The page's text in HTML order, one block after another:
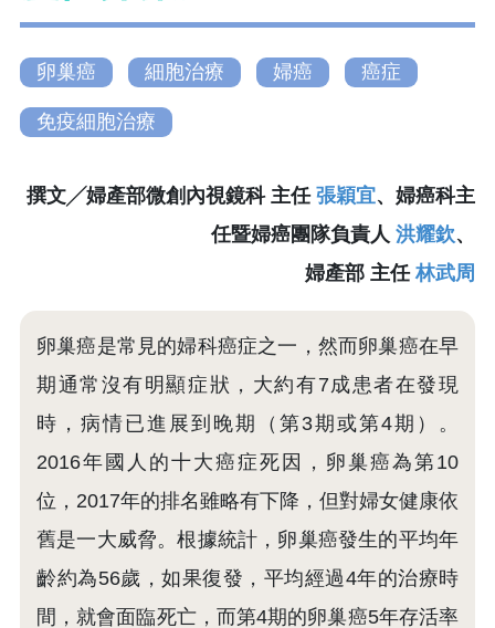
卵巢癌 細胞治療 婦癌 癌症
免疫細胞治療
撰文╱婦產部微創內視鏡科 主任 張穎宜、婦癌科主
任暨婦癌團隊負責人 洪耀欽、
婦產部 主任林武周
卵巢癌是常見的婦科癌症之一，然而卵巢癌在早
期通常沒有明顯症狀，大約有7成患者在發現
時，病情已進展到晚期（第3期或第4期）。
2016年國人的十大癌症死因，卵巢癌為第10
位，2017年的排名雖略有下降，但對婦女健康依
舊是一大威脅。根據統計，卵巢癌發生的平均年
齡約為56歲，如果復發，平均經過4年的治療時
間，就會面臨死亡，而第4期的卵巢癌5年存活率